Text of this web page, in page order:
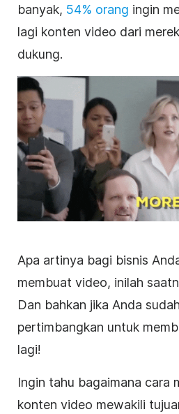
banyak, 54% orang ingin
lagi konten video dari
dukung.
Apa artinya bagi bisnis
membuat video, inilah
Dan bahkan jika Anda
pertimbangkan untuk
lagi!
Ingin tahu bagaimana cara
konten video mewakili